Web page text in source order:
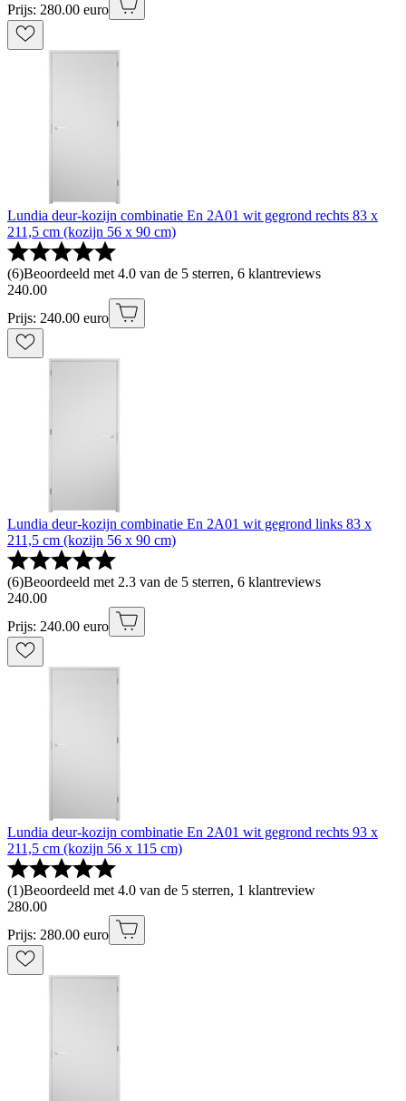
Prijs: 280.00 euro
Lundia deur-kozijn combinatie En 2A01 wit gegrond rechts 83 x
211,5 cm (kozijn 56 x 90 cm)
(6)Beoordeeld met 4.0 van de 5 sterren, 6 klantreviews
240.00
Prijs: 240.00 euro
Lundia deur-kozijn combinatie En 2A01 wit gegrond links 83 x
211,5 cm (kozijn 56 x 90 cm)
(6)Beoordeeld met 2.3 van de 5 sterren, 6 klantreviews
240.00
Prijs: 240.00 euro
Lundia deur-kozijn combinatie En 2A01 wit gegrond rechts 93 x
211,5 cm (kozijn 56 x 115 cm)
(1)Beoordeeld met 4.0 van de 5 sterren, 1 klantreview
280.00
Prijs: 280.00 euro